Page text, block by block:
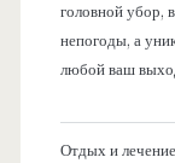
головной убор,
непогоды, а
любой ваш
Отдых и